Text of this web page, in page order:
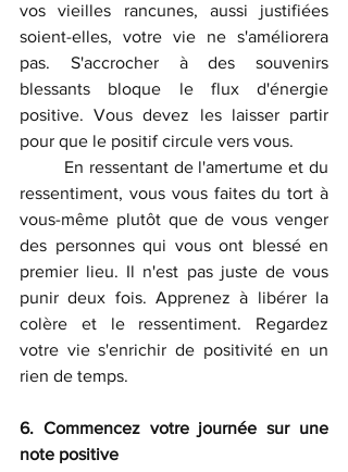
vos vieilles rancunes, aussi justifiées
soient-elles, votre vie ne s'améliorera
pas. S'accrocher à des souvenirs
blessants bloque le flux d'énergie
positive. Vous devez les laisser partir
pour que le positif circule vers vous.
ressentiment, vous vous faites du tort à
vous-même plutôt que de vous venger
des personnes qui vous ont blessé en
premier lieu. Il n'est pas juste de vous
punir deux fois. Apprenez à libérer la
colère et le ressentiment. Regardez
votre vie s'enrichir de positivité en un
rien de temps.
6. Commencez votre journée sur une
note positive